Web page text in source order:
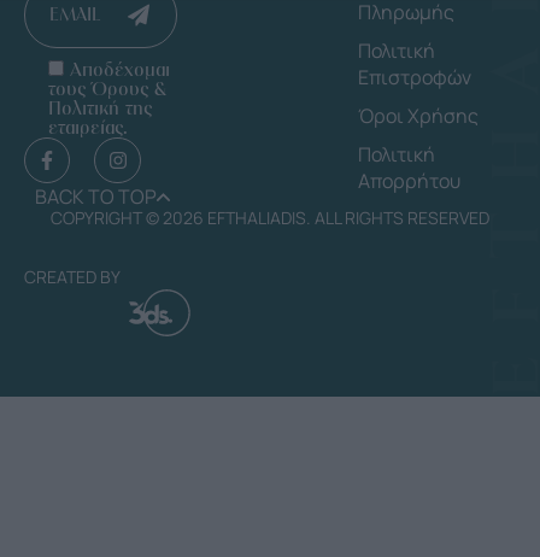
EMAIL
Αποδέχομαι
τους Όρους &
Πολιτική της
εταιρείας.
BACK TO TOP
Πληρωμής
Πολιτική
Επιστροφών
Όροι Χρήσης
Πολιτική
Απορρήτου
COPYRIGHT © 2026 EFTHALIADIS. ALL RIGHTS RESERVED
CREATED BY